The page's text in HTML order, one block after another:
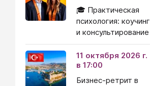
🎓 Практическая
психология: коучинг
и консультирование
11 октября 2026 г.
в 17:00
Бизнес-ретрит в